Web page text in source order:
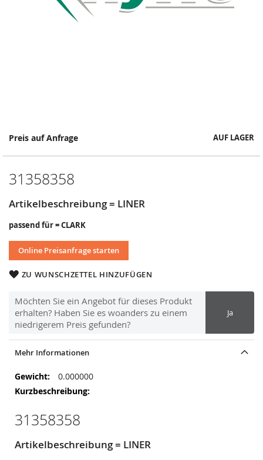
Preis auf Anfrage AUF LAGER
31358358
Artikelbeschreibung = LINER
passend für = CLARK
Online Preisanfrage starten
ZU WUNSCHZETTEL HINZUFÜGEN
Möchten Sie ein Angebot für dieses Produkt
erhalten? Haben Sie es woanders zu einem
niedrigerem Preis gefunden?
Ja
Springe
Anfang
Bildergalerie
Mehr Informationen
Mehr
Informationen
0.000000
31358358
Artikelbeschreibung = LINER